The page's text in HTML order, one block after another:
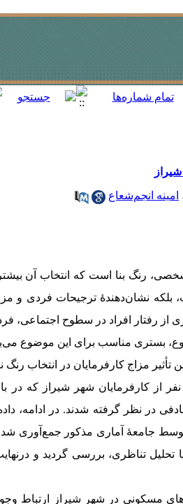
امینه انجم‌‌شعاع
شخصی، رنگ بنا است که انتخاب آن
بلکه نشان‌دهندۀ ترجیحات فردی و
رفتار افراد در سطوح اجتماعی،
بستری مناسب برای این موضوع
تأثیر مزاج کارفرمایان در انتخاب
در نظر گرفته شدند. در ادامه،
تناظری، بررسی گردید و
مسکونی در شهر شیراز ارتباط